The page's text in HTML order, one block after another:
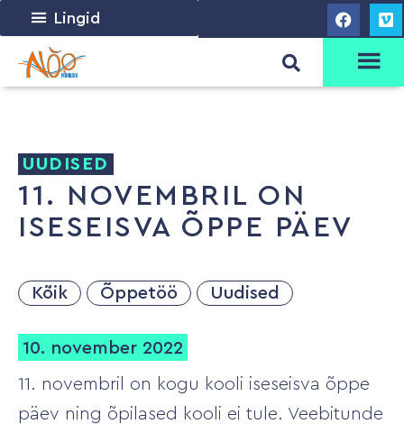
Lingid
UUDISED
11. NOVEMBRIL ON
ISESEISVA ÕPPE PÄEV
Kõik Õppetöö Uudised
10. november 2022
11. novembril on kogu kooli iseseisva õppe
päev ning õpilased kooli ei tule. Veebitunde